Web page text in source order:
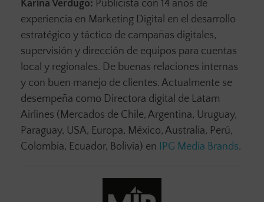
Karina Verdugo: Publicista con 14 años de
experiencia en Marketing Digital en el desarrollo
estratégico y táctico de campañas digitales,
supervisión y dirección de equipos para cuentas
local y regionales. De buenas relaciones internas
y con buen manejo de clientes. Actualmente se
desempeña como Directora digital de Latam
Airlines (Mercados de Chile, Argentina, Uruguay,
Paraguay, USA, Europa, México, Australia, Perú,
Colombia, Ecuador, Bolivia) en
IPG Media Brands.